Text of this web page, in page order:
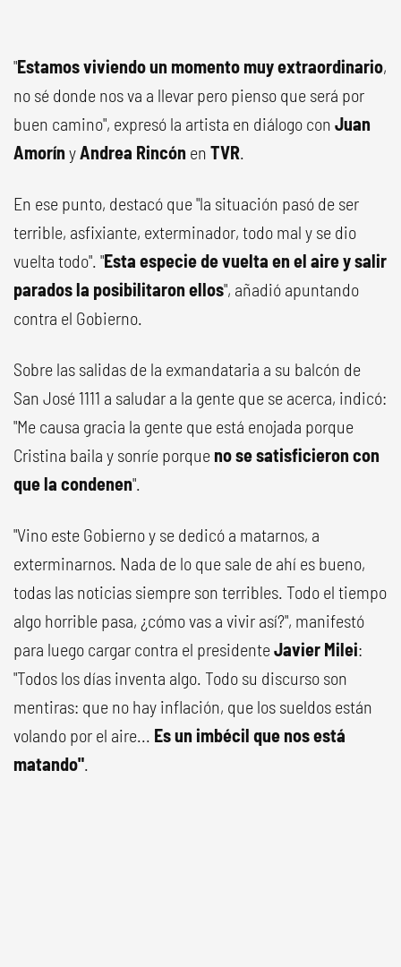
"Estamos viviendo un momento muy extraordinario,
no sé donde nos va a llevar pero pienso que será por
buen camino", expresó la artista en diálogo con Juan
Amorín yAndrea Rincón en TVR.
En ese punto, destacó que "la situación pasó de ser
terrible, asfixiante, exterminador, todo mal y se dio
vuelta todo". "Esta especie de vuelta en el aire y salir
parados la posibilitaron ellos", añadió apuntando
contra el Gobierno.
Sobre las salidas de la exmandataria a su balcón de
San José 1111 a saludar a la gente que se acerca, indicó:
"Me causa gracia la gente que está enojada porque
Cristina baila y sonríe porque no se satisficieron con
que la condenen".
"Vino este Gobierno y se dedicó a matarnos, a
exterminarnos. Nada de lo que sale de ahí es bueno,
todas las noticias siempre son terribles. Todo el tiempo
algo horrible pasa, ¿cómo vas a vivir así?", manifestó
para luego cargar contra el presidenteJavier Milei:
"Todos los días inventa algo. Todo su discurso son
mentiras: que no hay inflación, que los sueldos están
volando por el aire... Es un imbécil que nos está
matando".